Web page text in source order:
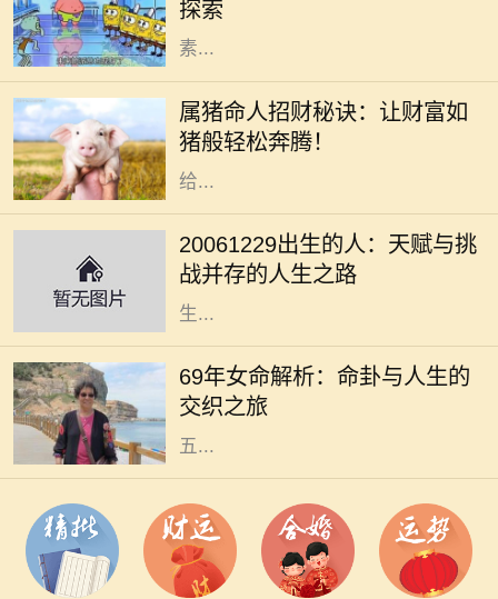
探索
方式的转变，都是影响未来的重要因
素...
属猪命人招财秘诀：让财富如
猪般轻松奔腾！
在中国传统文化中，生肖不仅仅是代
表出生年份的一个符号，更是承载着
丰富的文化寓意和信仰。属猪的人性
格温和，诚实善良，慷慨大方，通常
给...
20061229出生的人：天赋与挑
战并存的人生之路
在我们的人生旅途中，每个出生日期
都蕴含着独特的命理密码。对于2006
年12月29日出生的人来说，他们的命
运之路充满了挑战与机遇。这一天出
生...
69年女命解析：命卦与人生的
交织之旅
在中国的传统文化中，命理学一直占
据着重要的地位。特别是对于1969年
出生的女性，她们的命卦具有独特的
含义与特点。69年女命，通常属蛇，
五...